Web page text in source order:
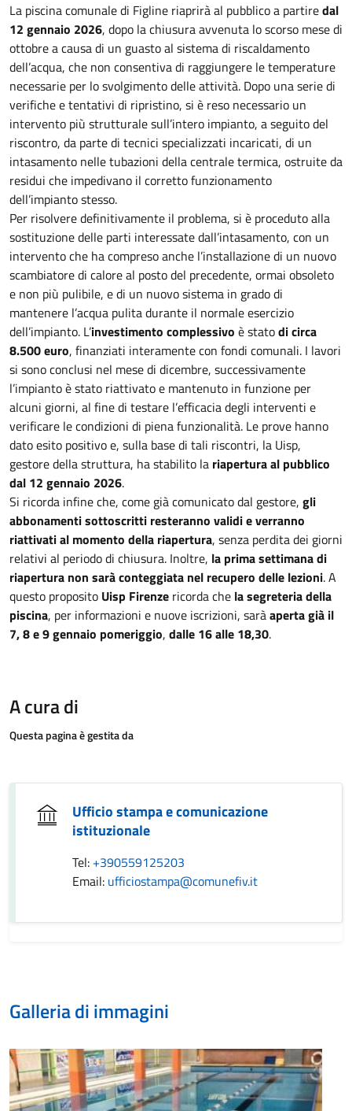
La piscina comunale di Figline riaprirà al pubblico a partiredal
12 gennaio 2026, dopo la chiusura avvenuta lo scorso mese di
ottobre a causa di un guasto al sistema di riscaldamento
dell’acqua, che non consentiva di raggiungere le temperature
necessarie per lo svolgimento delle attività. Dopo una serie di
verifiche e tentativi di ripristino, si è reso necessario un
intervento più strutturale sull’intero impianto, a seguito del
riscontro, da parte di tecnici specializzati incaricati, di un
intasamento nelle tubazioni della centrale termica, ostruite da
residui che impedivano il corretto funzionamento
dell’impianto stesso.
Per risolvere definitivamente il problema, si è proceduto alla
sostituzione delle parti interessate dall’intasamento, con un
intervento che ha compreso anche l’installazione di un nuovo
scambiatore di calore al posto del precedente, ormai obsoleto
e non più pulibile, e di un nuovo sistema in grado di
mantenere l’acqua pulita durante il normale esercizio
dell’impianto. L’investimento complessivo è statodi circa
8.500 euro, finanziati interamente con fondi comunali. I lavori
si sono conclusi nel mese di dicembre, successivamente
l’impianto è stato riattivato e mantenuto in funzione per
alcuni giorni, al fine di testare l’efficacia degli interventi e
verificare le condizioni di piena funzionalità. Le prove hanno
dato esito positivo e, sulla base di tali riscontri, la Uisp,
gestore della struttura, ha stabilito la riapertura al pubblico
dal 12 gennaio 2026.
Si ricorda infine che, come già comunicato dal gestore, gli
abbonamenti sottoscritti resteranno validi e verranno
riattivati al momento della riapertura, senza perdita dei giorni
relativi al periodo di chiusura. Inoltre, la prima settimana di
riapertura non sarà conteggiata nel recupero delle lezioni. A
questo proposito Uisp Firenze ricorda che la segreteria della
piscina, per informazioni e nuove iscrizioni, saràaperta già il
7, 8 e 9 gennaio pomeriggio, dalle 16 alle 18,30.
A cura di
Questa pagina è gestita da
Ufficio stampa e comunicazione
istituzionale
Tel: +390559125203
Email: ufficiostampa@comunefiv.it
Galleria di immagini